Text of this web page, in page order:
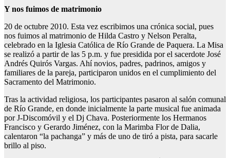
Y nos fuimos de matrimonio
20 de octubre 2010. Esta vez escribimos una crónica social, pues
nos fuimos al matrimonio de Hilda Castro y Nelson Peralta,
celebrado en la Iglesia Católica de Río Grande de Paquera. La Misa
se realizó a partir de las 5 p.m. y fue presidida por el sacerdote José
Andrés Quirós Vargas. Ahí novios, padres, padrinos, amigos y
familiares de la pareja, participaron unidos en el cumplimiento del
Sacramento del Matrimonio.
Tras la actividad religiosa, los participantes pasaron al salón comunal
de Río Grande, en donde inicialmente la parte musical fue animada
por J-Discomóvil y el Dj Chava. Posteriormente los Hermanos
Francisco y Gerardo Jiménez, con la Marimba Flor de Dalia,
calentaron “la pachanga” y más de uno de tiró a pista, para sacarle
brillo al piso.